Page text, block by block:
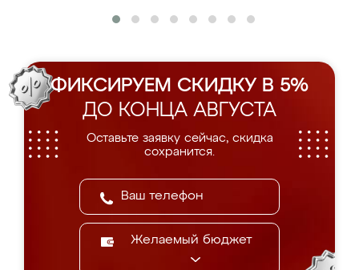
ФИКСИРУЕМ СКИДКУ В 5%
ДО КОНЦА АВГУСТА
Оставьте заявку сейчас, скидка
сохранится.
Желаемый бюджет